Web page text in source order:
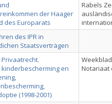
der Haager
des Europarats
Rabels
des IPR in
Staatsverträgen
kinderbescherming en
(1998-2001)
Notariaat